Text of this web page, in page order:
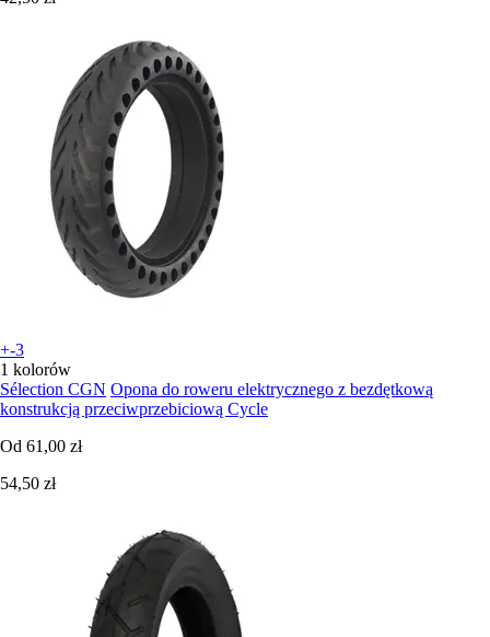
+-3
1 kolorów
Sélection CGN Opona do roweru elektrycznego z bezdętkową
konstrukcją przeciwprzebiciową Cycle
Od 61,00 zł
54,50 zł